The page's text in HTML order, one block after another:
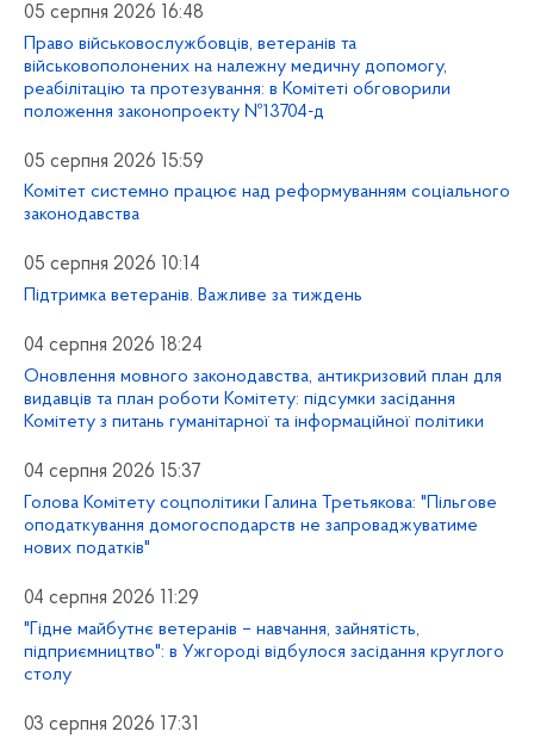
05 серпня 2026 16:48
Право військовослужбовців, ветеранів та
військовополонених на належну медичну допомогу,
реабілітацію та протезування: в Комітеті обговорили
положення законопроекту №13704-д
05 серпня 2026 15:59
Комітет системно працює над реформуванням соціального
законодавства
05 серпня 2026 10:14
Підтримка ветеранів. Важливе за тиждень
04 серпня 2026 18:24
Оновлення мовного законодавства, антикризовий план для
видавців та план роботи Комітету: підсумки засідання
Комітету з питань гуманітарної та інформаційної політики
04 серпня 2026 15:37
Голова Комітету соцполітики Галина Третьякова: "Пільгове
оподаткування домогосподарств не запроваджуватиме
нових податків"
04 серпня 2026 11:29
"Гідне майбутнє ветеранів – навчання, зайнятість,
підприємництво": в Ужгороді відбулося засідання круглого
столу
03 серпня 2026 17:31